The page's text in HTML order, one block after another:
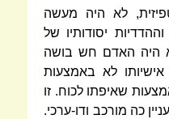
לא היה מעשה
יסודותיו של
היה האדם חש בושה
לא באמצעות
שאיפתו לכוח. זו
כה מורכב ודו-ערכי.